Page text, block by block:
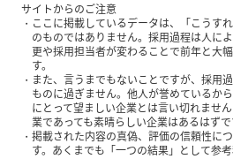
サイトからのご注意
ここに掲載しているデータは、「こうす
のものではありません。採用過程は人に
更や採用担当者が変わることで前年と大
す。
また、言うまでもないことですが、採用
ものに過ぎません。他人が誉めているか
にとって望ましい企業とは言い切れませ
業であっても素晴らしい企業はあるはずで
掲載された内容の真偽、評価の信頼性に
す。あくまでも「一つの結果」として参